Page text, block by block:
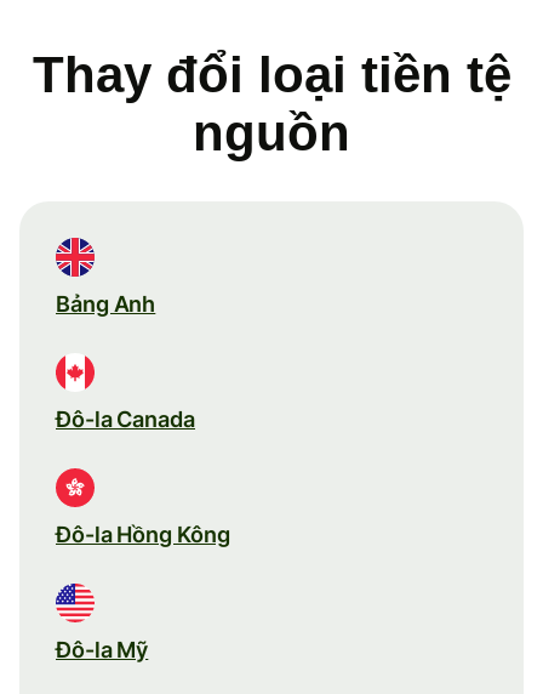
Thay đổi loại tiền tệ
nguồn
Bảng Anh
Đô-la Canada
Đô-la Hồng Kông
Đô-la Mỹ